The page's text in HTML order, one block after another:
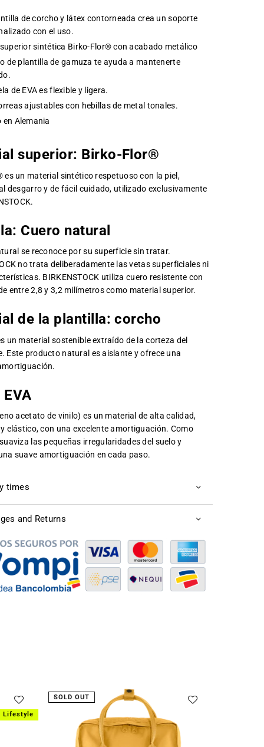
de corcho y látex contorneada crea un soporte
con el uso.
sintética Birko-Flor® con acabado metálico
de plantilla de gamuza te ayuda a mantenerte
de EVA es flexible y ligera.
ajustables con hebillas de metal tonales.
en Alemania
superior: Birko-Flor®
es un material sintético respetuoso con la piel,
desgarro y de fácil cuidado, utilizado exclusivamente
Cuero natural
se reconoce por su superficie sin tratar.
no trata deliberadamente las vetas superficiales ni
BIRKENSTOCK utiliza cuero resistente con
entre 2,8 y 3,2 milímetros como material superior.
de la plantilla:corcho
un material sostenible extraído de la corteza del
Este producto natural es aislante y ofrece una
EVA
acetato de vinilo) es un material de alta calidad,
elástico, con una excelente amortiguación. Como
las pequeñas irregularidades del suelo y
suave amortiguación en cada paso.
times
and Returns
SOLD OUT
Lifestyle